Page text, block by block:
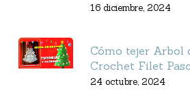
16 diciembre, 2024
Cómo tejer Arbol
Crochet Filet
24 octubre, 2024